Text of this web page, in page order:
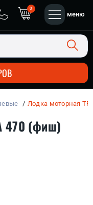
0
меню
Лодка моторная
470 (фиш)